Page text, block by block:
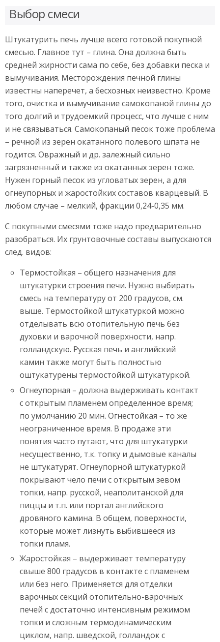
Выбор смеси
Штукатурить печь лучше всего готовой покупной
смесью. Главное тут – глина. Она должна быть
средней жирности сама по себе, без добавки песка и
вымучивания. Месторождения печной глины
известны наперечет, а бесхозных неизвестно. Кроме
того, очистка и вымучивание самокопаной глины до
того долгий и трудоемкий процесс, что лучше с ним
и не связываться. Самокопаный песок тоже проблема
– речной из зерен окатанного полевого шпата не
годится. Овражный и др. залежный сильно
загрязненный и также из окатанных зерен тоже.
Нужен горный песок из угловатых зерен, а для
огнеупорных и жаростойких составов кварцевый. В
любом случае – мелкий, фракции 0,24-0,35 мм.
С покупными смесями тоже надо предварительно
разобраться. Их грунтовочные составы выпускаются
след. видов:
Термостойкая – общего назначения для
штукатурки строения печи. Нужно выбирать
смесь на температуру от 200 градусов, см.
выше. Термостойкой штукатуркой можно
отделывать всю отопительную печь без
духовки и варочной поверхности, напр.
голландскую. Русская печь и английский
камин также могут быть полностью
оштукатурены термостойкой штукатуркой.
Огнеупорная – должна выдерживать контакт
с открытым пламенем определенное время;
по умолчанию 20 мин. Огнестойкая – то же
неограниченное время. В продаже эти
понятия часто путают, что для штукатурки
несущественно, т.к. топку и дымовые каналы
не штукатурят. Огнеупорной штукатуркой
покрывают чело печи с открытым зевом
топки, напр. русской, неаполитанской для
пиццы и т.п. или портал английского
дровяного камина. В общем, поверхности,
которые может лизнуть выбившееся из
топки пламя.
Жаростойкая – выдерживает температуру
свыше 800 градусов в контакте с пламенем
или без него. Применяется для отделки
варочных секций отопительно-варочных
печей с достаточно интенсивным режимом
топки и сложным термодинамическим
циклом, напр. шведской, голландок с